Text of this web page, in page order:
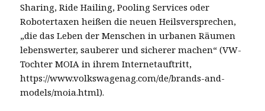
Sharing, Ride Hailing, Pooling Services oder
Robotertaxen heißen die neuen Heilsversprechen,
„die das Leben der Menschen in urbanen Räumen
lebenswerter, sauberer und sicherer machen“ (VW-
Tochter MOIA in ihrem Internetauftritt,
https://www.volkswagenag.com/de/brands-and-
models/moia.html).